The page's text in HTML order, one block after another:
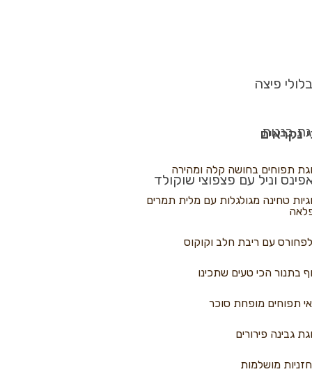
פיצה
בננות
וניל עם פצפוצי שוקולד
נקראים
תפוחים בחושה קלה ומהירה
טחינה מגולגלות עם מלית תמרים
עם ריבת חלב וקוקוס
בתנור הכי טעים שתכינו
תפוחים מופחת סוכר
גבינה פירורים
מושלמות